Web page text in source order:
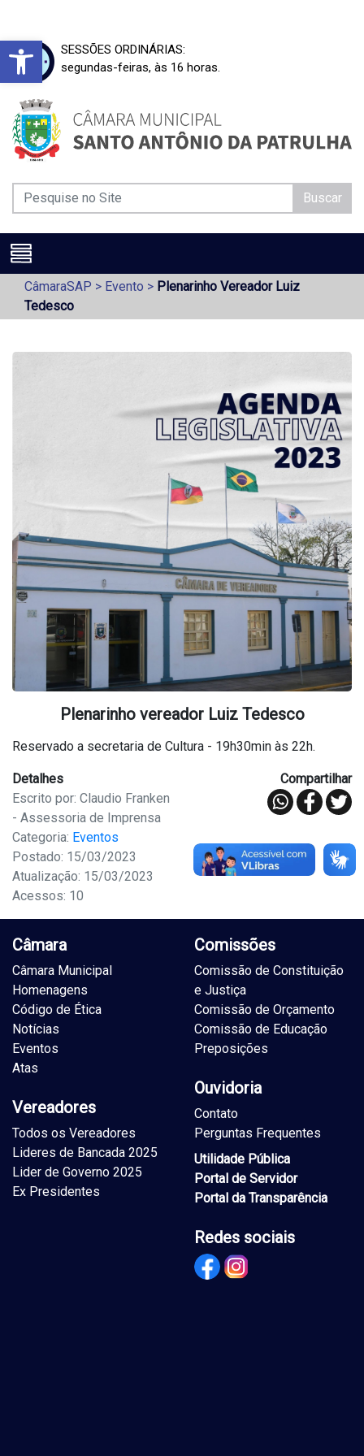
Barra de Ferramentas Aberta
SESSÕES ORDINÁRIAS:
segundas-feiras, às 16 horas.
Buscar
CâmaraSAP > Evento > Plenarinho Vereador Luiz
Tedesco
Plenarinho vereador Luiz Tedesco
Reservado a secretaria de Cultura - 19h30min às 22h.
Detalhes
Escrito por: Claudio Franken
- Assessoria de Imprensa
Categoria: Eventos
Postado: 15/03/2023
Atualização: 15/03/2023
Acessos: 10
Compartilhar
Câmara
Câmara Municipal
Homenagens
Código de Ética
Notícias
Eventos
Atas
Vereadores
Todos os Vereadores
Lideres de Bancada 2025
Lider de Governo 2025
Ex Presidentes
Comissões
Comissão de Constituição
e Justiça
Comissão de Orçamento
Comissão de Educação
Preposições
Ouvidoria
Contato
Perguntas Frequentes
Utilidade Pública
Portal de Servidor
Portal da Transparência
Redes sociais